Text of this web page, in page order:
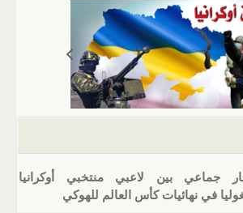
g
er
gr
a
m
s
A
p
p
جماعي بين لاعبي منتخبي أوكرانيا
في نهائيات كأس العالم للهوكي